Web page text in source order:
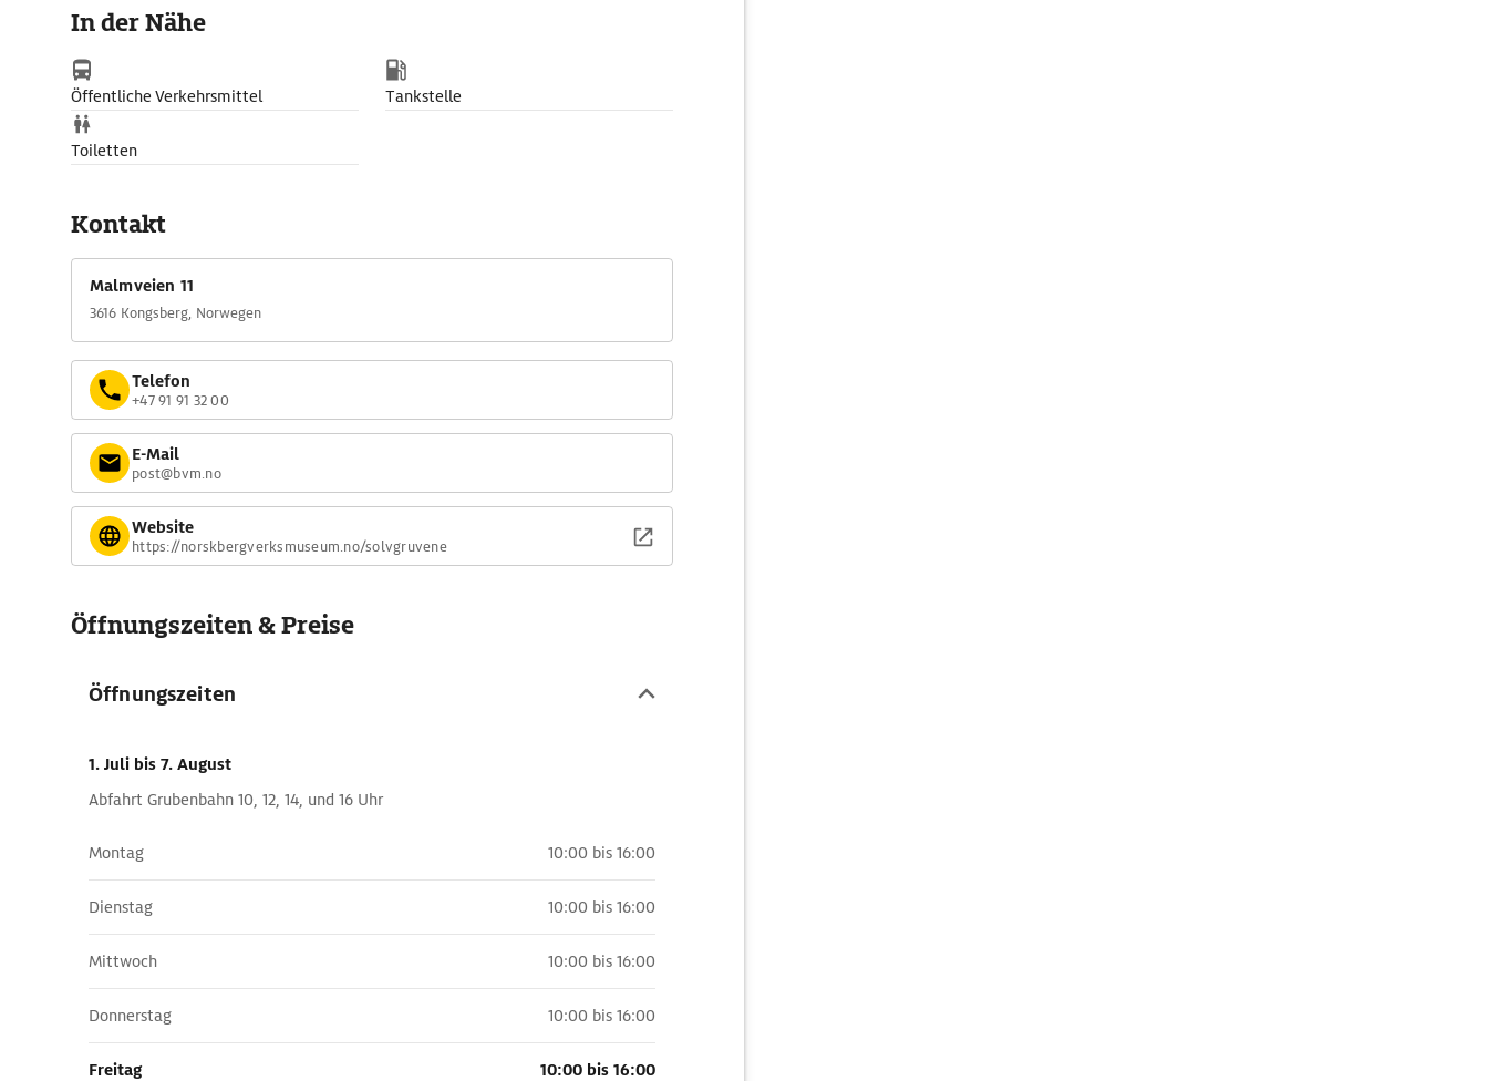
In der Nähe
Öffentliche Verkehrsmittel Tankstelle
Toiletten
Kontakt
Malmveien 11
3616 Kongsberg, Norwegen
Telefon
+47 91 91 32 00
E-Mail
post@bvm.no
Website
https://norskbergverksmuseum.no/solvgruvene
Öffnungszeiten & Preise
Öffnungszeiten
1. Juli bis 7. August
Abfahrt Grubenbahn 10, 12, 14, und 16 Uhr
Montag 10:00 bis 16:00
Dienstag 10:00 bis 16:00
Mittwoch 10:00 bis 16:00
Donnerstag 10:00 bis 16:00
Freitag 10:00 bis 16:00